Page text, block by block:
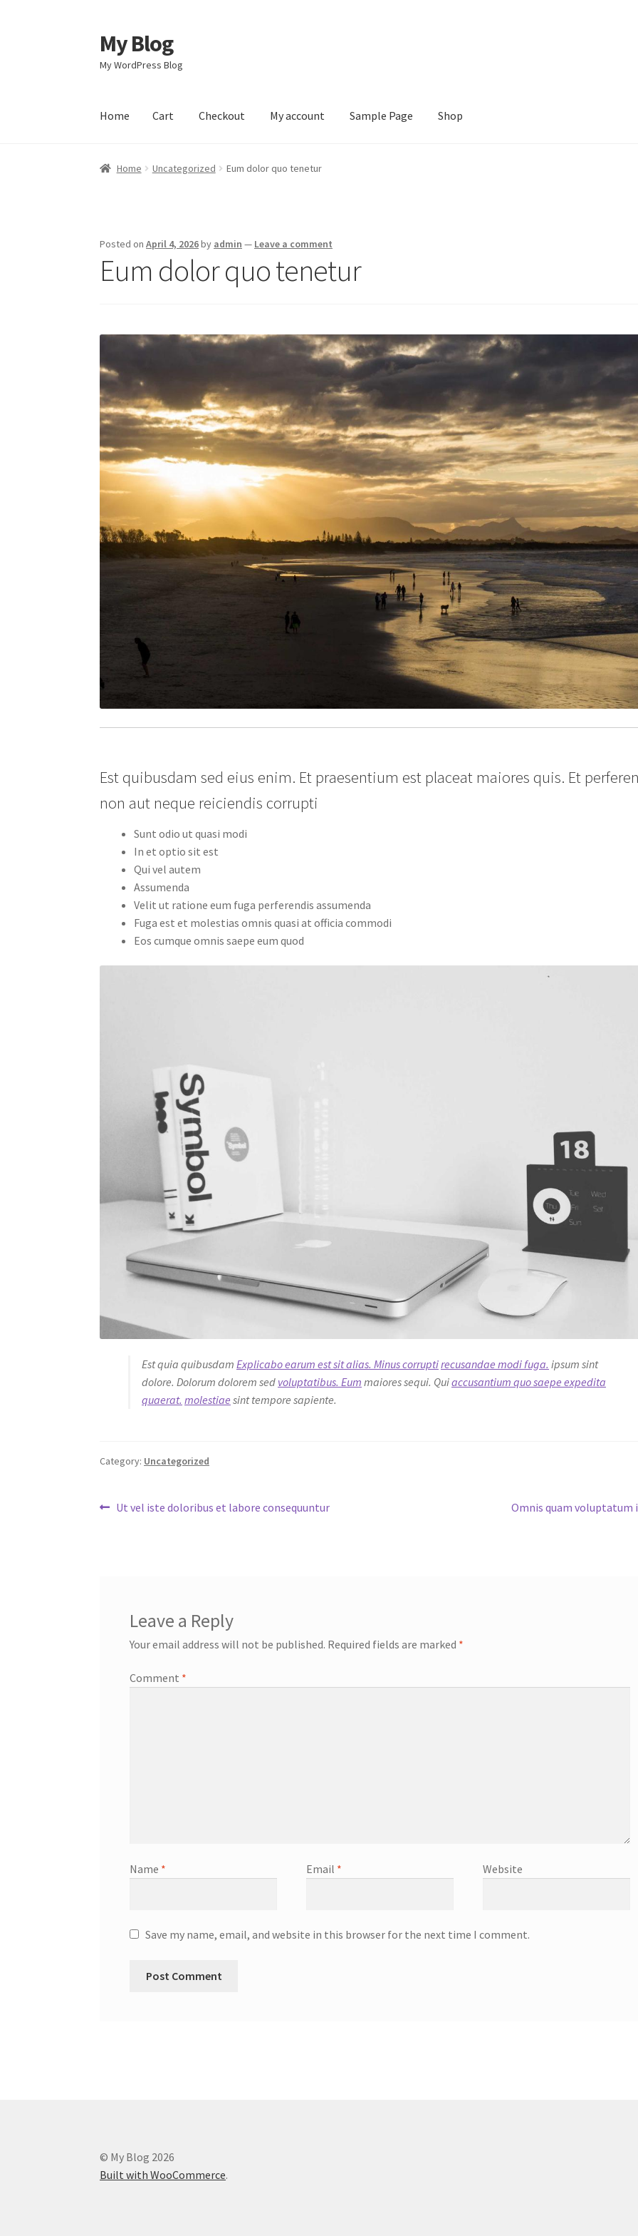
Skip
to
navigation
Skip
to
content
My Blog
My WordPress Blog
Home Cart Checkout My account Sample Page Shop
Home Checkout My account Sample Page
Home Uncategorized Eum dolor quo tenetur
Posted onApril 4, 2026by admin — Leave a comment
Eum dolor quo tenetur
Est quibusdam sed eius enim. Et praesentium est placeat maiores quis. Et
non aut neque reiciendis corrupti
Sunt odio ut quasi modi
In et optio sit est
Qui vel autem
Assumenda
Velit ut ratione eum fuga perferendis assumenda
Fuga est et molestias omnis quasi at officia commodi
Eos cumque omnis saepe eum quod
Est quia quibusdamExplicabo earum est sit alias. Minus corruptirecusandae modi fuga. ipsum sint
dolore. Dolorum dolorem sed voluptatibus. Eum maiores sequi. Quiaccusantium quo saepe expedita
quaerat. molestiae sint tempore sapiente.
Category: Uncategorized
Post
Previous
Ut vel iste doloribus et labore consequuntur
Next
Omnis quam voluptatum
Leave a Reply
Your email address will not be published. Required fields are marked *
Comment *
Name * Email * Website
Save my name, email, and website in this browser for the next time I comment.
© My Blog 2026
Built with WooCommerce.